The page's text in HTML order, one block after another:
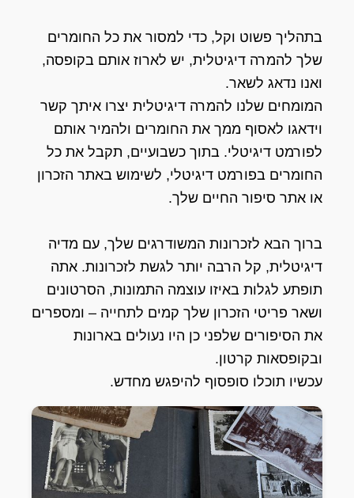
בתהליך פשוט וקל, כדי למסור את כל החומרים
שלך להמרה דיגיטלית, יש לארוז אותם בקופסה,
ואנו נדאג לשאר.
המומחים שלנו להמרה דיגיטלית יצרו איתך קשר
וידאגו לאסוף ממך את החומרים ולהמיר אותם
לפורמט דיגיטלי. בתוך כשבועיים, תקבל את כל
החומרים בפורמט דיגיטלי, לשימוש באתר הזכרון
או אתר סיפור החיים שלך.
ברוך הבא לזכרונות המשודרגים שלך, עם מדיה
דיגיטלית, קל הרבה יותר לגשת לזכרונות. אתה
תופתע לגלות באיזו עוצמה התמונות, הסרטונים
ושאר פריטי הזכרון שלך קמים לתחייה – ומספרים
את הסיפורים שלפני כן היו נעולים בארונות
ובקופסאות קרטון.
עכשיו תוכלו סופסוף להיפגש מחדש.